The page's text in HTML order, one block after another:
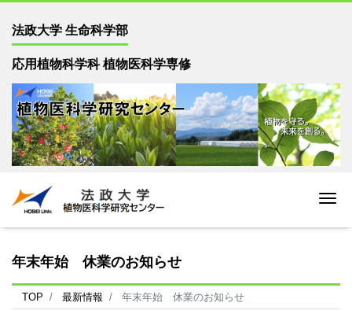
法政大学 生命科学部
応用植物科学科 植物医科学専修
年末年始 休業のお知らせ
TOP 最新情報 年末年始 休業のお知らせ